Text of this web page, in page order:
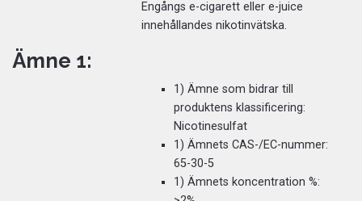
Engångs e-cigarett eller e-juice
innehållandes nikotinvätska.
Ämne 1:
1) Ämne som bidrar till
produktens klassificering:
Nicotinesulfat
1) Ämnets CAS-/EC-nummer:
65-30-5
1) Ämnets koncentration %: